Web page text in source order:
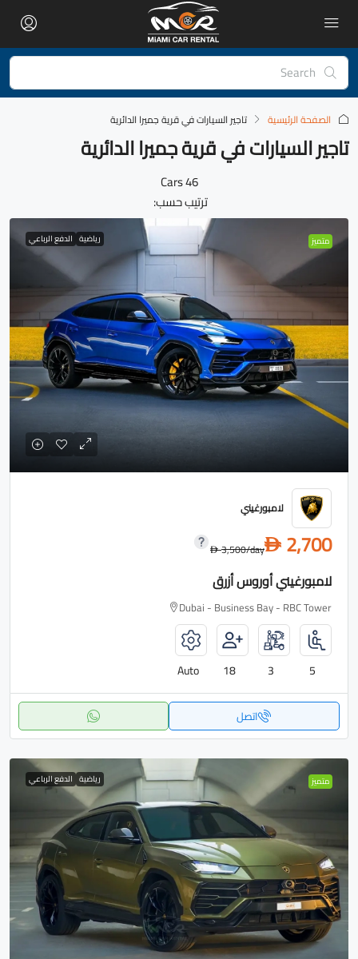
الصفحة الرئيسية تاجير السيارات في قرية جميرا الدائرية
تاجير السيارات في قرية جميرا الدائرية
46 Cars
ترتيب حسب:
متميز رياضية الدفع الرباعي
لامبورغيني
D 2,700
D3,500/day
لامبورغيني أوروس أزرق
Dubai - Business Bay - RBC Tower
5
3
18
Auto
اتصل
متميز رياضية الدفع الرباعي